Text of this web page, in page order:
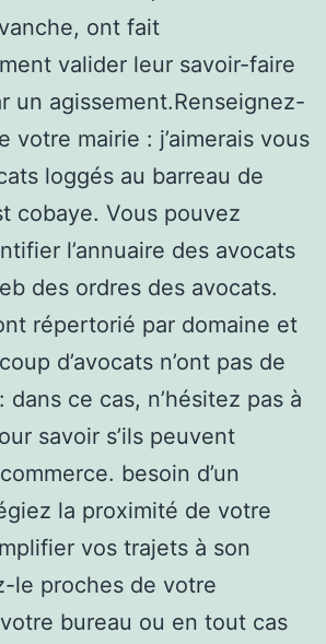
ont fait
valider leur savoir-faire
un agissement.Renseignez-
votre mairie : j’aimerais vous
loggés au barreau de
cobaye. Vous pouvez
l’annuaire des avocats
des ordres des avocats.
répertorié par domaine et
d’avocats n’ont pas de
dans ce cas, n’hésitez pas à
savoir s’ils peuvent
besoin d’un
la proximité de votre
vos trajets à son
le proches de votre
bureau ou en tout cas